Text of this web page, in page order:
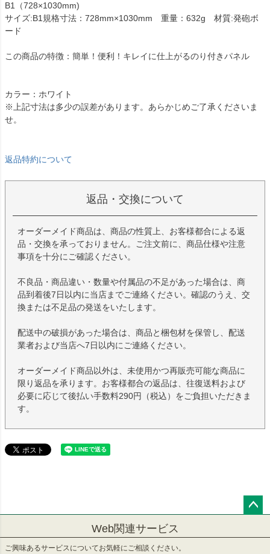
B1（728×1030mm)
サイズ:B1規格寸法：728mm×1030mm 重量：632g 材質:発砲ボ
ード
この商品の特徴：簡単！便利！キレイに仕上がるのり付きパネル
カラー：ホワイト
※上記寸法は多少の誤差があります。あらかじめご了承くださいま
せ。
返品特約について
返品・交換について
オーダーメイド商品は、商品の性質上、お客様都合による返
品・交換を承っておりません。ご注文前に、商品仕様や注意
事項を十分にご確認ください。
不良品・商品違い・数量や付属品の不足があった場合は、商
品到着後7日以内に当店までご連絡ください。確認のうえ、交
換または不足品の発送をいたします。
配送中の破損があった場合は、商品と梱包材を保管し、配送
業者および当店へ7日以内にご連絡ください。
オーダーメイド商品以外は、未使用かつ再販売可能な商品に
限り返品を承ります。お客様都合の返品は、往復送料および
必要に応じて後払い手数料290円（税込）をご負担いただきま
す。
Web関連サービス
ご興味あるサービスについてお気軽にご相談ください。